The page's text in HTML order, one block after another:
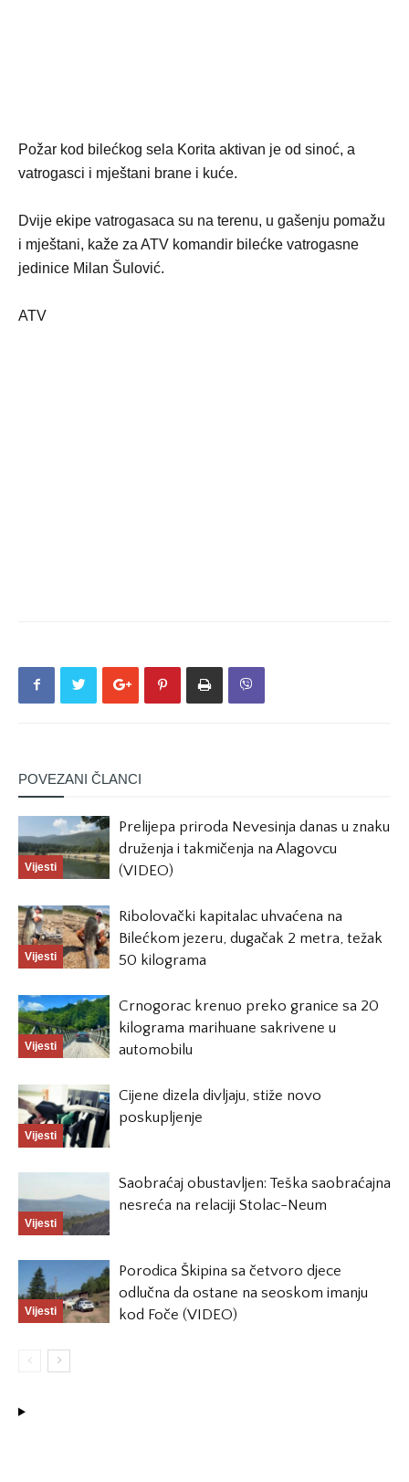
Požar kod bilećkog sela Korita aktivan je od sinoć, a
vatrogasci i mještani brane i kuće.
Dvije ekipe vatrogasaca su na terenu, u gašenju pomažu
i mještani, kaže za ATV komandir bilećke vatrogasne
jedinice Milan Šulović.
ATV
POVEZANI ČLANCI
Vijesti
Prelijepa priroda Nevesinja danas u znaku
druženja i takmičenja na Alagovcu
(VIDEO)
Vijesti
Ribolovački kapitalac uhvaćena na
Bilećkom jezeru, dugačak 2 metra, težak
50 kilograma
Vijesti
Crnogorac krenuo preko granice sa 20
kilograma marihuane sakrivene u
automobilu
Vijesti
Cijene dizela divljaju, stiže novo
poskupljenje
Vijesti
Saobraćaj obustavljen: Teška saobraćajna
nesreća na relaciji Stolac-Neum
Vijesti
Porodica Škipina sa četvoro djece
odlučna da ostane na seoskom imanju
kod Foče (VIDEO)